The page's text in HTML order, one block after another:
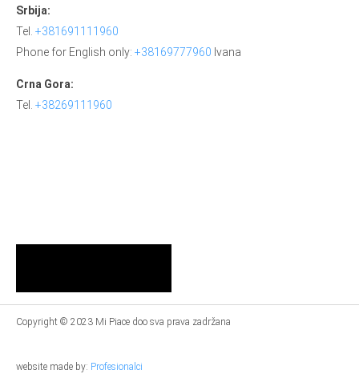
Srbija:
Tel. +381691111960
Phone for English only: +38169777960 Ivana
Crna Gora:
Tel. +38269111960
Copyright © 2023 Mi Piace doo sva prava zadržana
website made by: Profesionalci